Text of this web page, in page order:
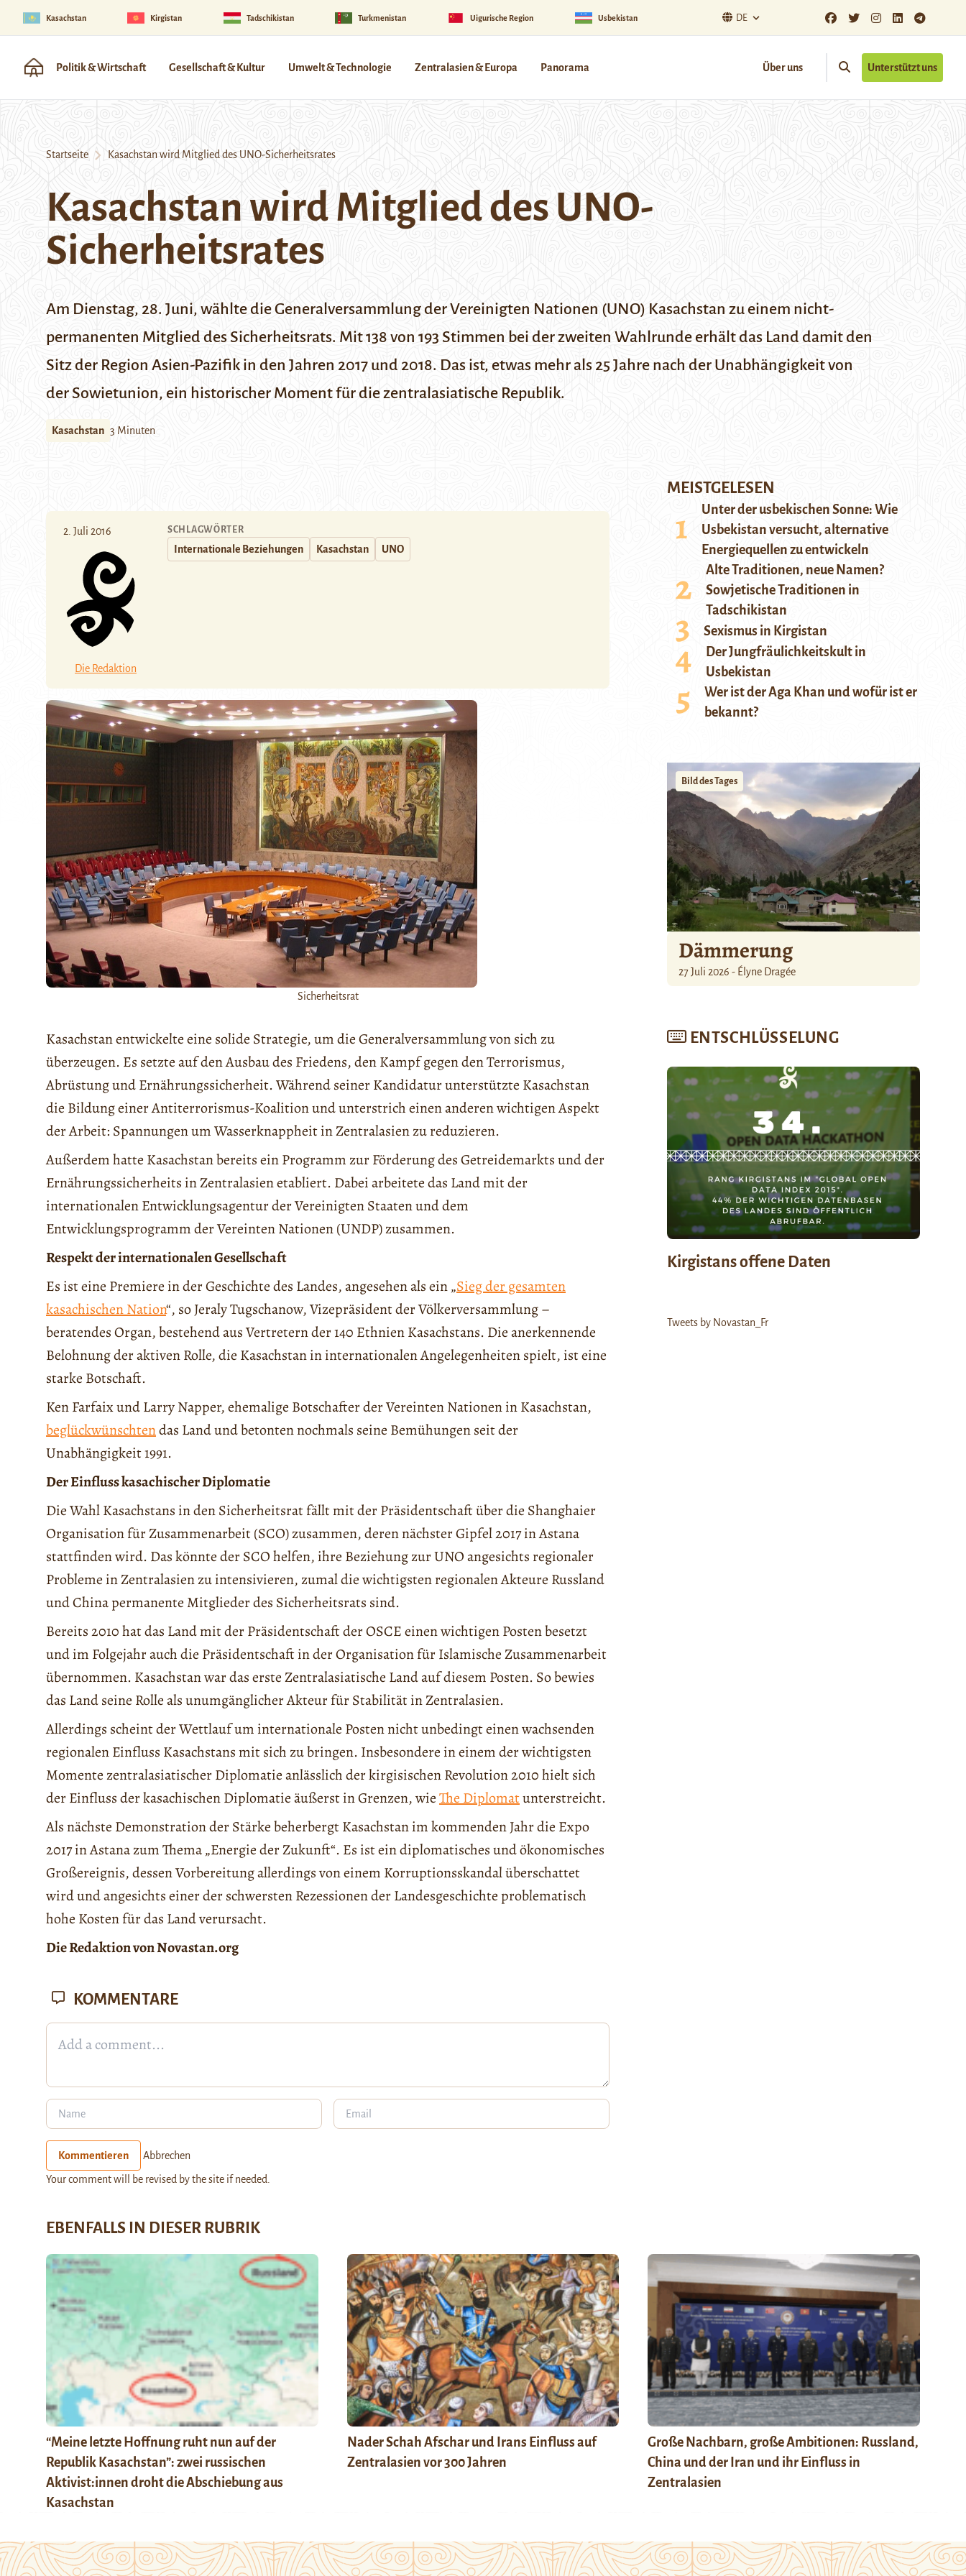
Kasachstan Kirgistan Tadschikistan Turkmenistan Uigurische Region Usbekistan DE
Politik & Wirtschaft Gesellschaft & Kultur Umwelt & Technologie Zentralasien & Europa Panorama Über uns Unterstützt uns
Startseite Kasachstan wird Mitglied des UNO-Sicherheitsrates
Kasachstan wird Mitglied des UNO-
Sicherheitsrates
Am Dienstag, 28. Juni, wählte die Generalversammlung der Vereinigten Nationen (UNO) Kasachstan zu einem nicht-
permanenten Mitglied des Sicherheitsrats. Mit 138 von 193 Stimmen bei der zweiten Wahlrunde erhält das Land damit den
Sitz der Region Asien-Pazifik in den Jahren 2017 und 2018. Das ist, etwas mehr als 25 Jahre nach der Unabhängigkeit von
der Sowietunion, ein historischer Moment für die zentralasiatische Republik.
Kasachstan 3 Minuten
2. Juli 2016
Die Redaktion
SCHLAGWÖRTER
Internationale Beziehungen Kasachstan UNO
Sicherheitsrat
Kasachstan entwickelte eine solide Strategie, um die Generalversammlung von sich zu
überzeugen. Es setzte auf den Ausbau des Friedens, den Kampf gegen den Terrorismus,
Abrüstung und Ernährungssicherheit. Während seiner Kandidatur unterstützte Kasachstan
die Bildung einer Antiterrorismus-Koalition und unterstrich einen anderen wichtigen Aspekt
der Arbeit: Spannungen um Wasserknappheit in Zentralasien zu reduzieren.
Außerdem hatte Kasachstan bereits ein Programm zur Förderung des Getreidemarkts und der
Ernährungssicherheits in Zentralasien etabliert. Dabei arbeitete das Land mit der
internationalen Entwicklungsagentur der Vereinigten Staaten und dem
Entwicklungsprogramm der Vereinten Nationen (UNDP) zusammen.
Respekt der internationalen Gesellschaft
Es ist eine Premiere in der Geschichte des Landes, angesehen als ein „Sieg der gesamten
kasachischen Nation“, so Jeraly Tugschanow, Vizepräsident der Völkerversammlung –
beratendes Organ, bestehend aus Vertretern der 140 Ethnien Kasachstans. Die anerkennende
Belohnung der aktiven Rolle, die Kasachstan in internationalen Angelegenheiten spielt, ist eine
starke Botschaft.
Ken Farfaix und Larry Napper, ehemalige Botschafter der Vereinten Nationen in Kasachstan,
beglückwünschtendas Land und betonten nochmals seine Bemühungen seit der
Unabhängigkeit 1991.
Der Einfluss kasachischer Diplomatie
Die Wahl Kasachstans in den Sicherheitsrat fällt mit der Präsidentschaft über die Shanghaier
Organisation für Zusammenarbeit (SCO) zusammen, deren nächster Gipfel 2017 in Astana
stattfinden wird. Das könnte der SCO helfen, ihre Beziehung zur UNO angesichts regionaler
Probleme in Zentralasien zu intensivieren, zumal die wichtigsten regionalen Akteure Russland
und China permanente Mitglieder des Sicherheitsrats sind.
Bereits 2010 hat das Land mit der Präsidentschaft der OSCE einen wichtigen Posten besetzt
und im Folgejahr auch die Präsidentschaft in der Organisation für Islamische Zusammenarbeit
übernommen. Kasachstan war das erste Zentralasiatische Land auf diesem Posten. So bewies
das Land seine Rolle als unumgänglicher Akteur für Stabilität in Zentralasien.
Allerdings scheint der Wettlauf um internationale Posten nicht unbedingt einen wachsenden
regionalen Einfluss Kasachstans mit sich zu bringen. Insbesondere in einem der wichtigsten
Momente zentralasiatischer Diplomatie anlässlich der kirgisischen Revolution 2010 hielt sich
der Einfluss der kasachischen Diplomatie äußerst in Grenzen, wieThe Diplomatunterstreicht.
Als nächste Demonstration der Stärke beherbergt Kasachstan im kommenden Jahr die Expo
2017 in Astana zum Thema „Energie der Zukunft“. Es ist ein diplomatisches und ökonomisches
Großereignis, dessen Vorbereitung allerdings von einem Korruptionsskandal überschattet
wird und angesichts einer der schwersten Rezessionen der Landesgeschichte problematisch
hohe Kosten für das Land verursacht.
Die Redaktion von Novastan.org
MEISTGELESEN
Unter der usbekischen Sonne: Wie
Usbekistan versucht, alternative
Energiequellen zu entwickeln
Alte Traditionen, neue Namen?
Sowjetische Traditionen in
Tadschikistan
Sexismus in Kirgistan
Der Jungfräulichkeitskult in
Usbekistan
Wer ist der Aga Khan und wofür ist er
bekannt?
Bild des Tages
Dämmerung
27 Juli 2026 - Élyne Dragée
ENTSCHLÜSSELUNG
Kirgistans offene Daten
Tweets by Novastan_Fr
KOMMENTARE
Kommentieren Abbrechen
Your comment will be revised by the site if needed.
EBENFALLS IN DIESER RUBRIK
“Meine letzte Hoffnung ruht nun auf der
Republik Kasachstan”: zwei russischen
Aktivist:innen droht die Abschiebung aus
Kasachstan
Nader Schah Afschar und Irans Einfluss auf
Zentralasien vor 300 Jahren
Große Nachbarn, große Ambitionen: Russland,
China und der Iran und ihr Einfluss in
Zentralasien